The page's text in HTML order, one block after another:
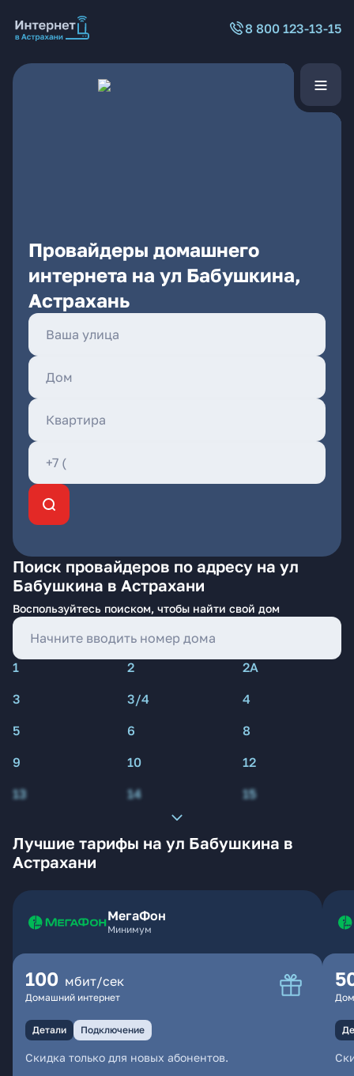
8 800 123-13-15
Провайдеры домашнего
интернета на ул Бабушкина,
Астрахань
Поиск провайдеров по адресу на ул
Бабушкина в Астрахани
Воспользуйтесь поиском, чтобы найти свой дом
1 2
2А
3
3/4
4
5
6
8
9
10
12
13
14 15
Лучшие тарифы на ул Бабушкина в
Астрахани
МегаФон
Минимум
100 мбит/сек
Домашний интернет
Детали Подключение
Скидка только для новых абонентов.